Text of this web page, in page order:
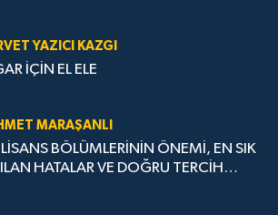
YAZICI KAZGI
İÇİN EL ELE
MARAŞANLI
BÖLÜMLERİNİN ÖNEMİ, EN SIK
HATALAR VE DOĞRU TERCİH